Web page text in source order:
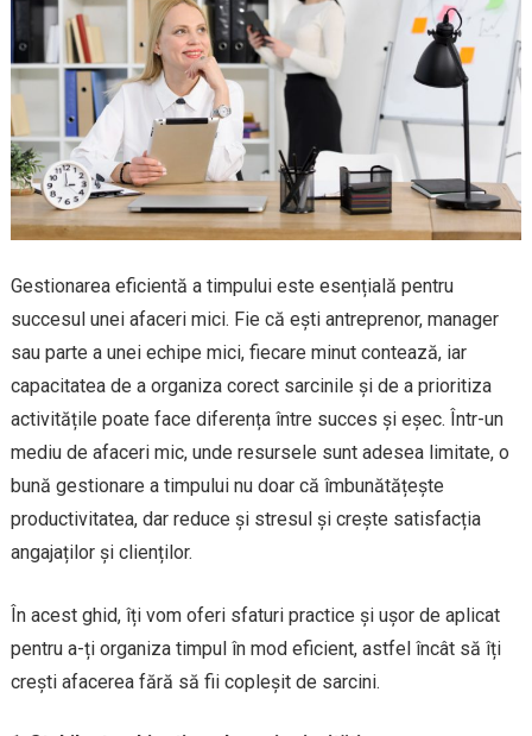
Gestionarea eficientă a timpului este esențială pentru
succesul unei afaceri mici. Fie că ești antreprenor, manager
sau parte a unei echipe mici, fiecare minut contează, iar
capacitatea de a organiza corect sarcinile și de a prioritiza
activitățile poate face diferența între succes și eșec. Într-un
mediu de afaceri mic, unde resursele sunt adesea limitate, o
bună gestionare a timpului nu doar că îmbunătățește
productivitatea, dar reduce și stresul și crește satisfacția
angajaților și clienților.
În acest ghid, îți vom oferi sfaturi practice și ușor de aplicat
pentru a-ți organiza timpul în mod eficient, astfel încât să îți
crești afacerea fără să fii copleșit de sarcini.